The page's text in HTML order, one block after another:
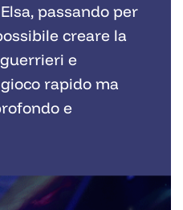
passando per
creare la
e
rapido ma
e